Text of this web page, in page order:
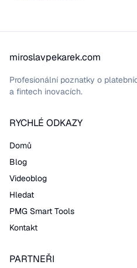
miroslavpekarek.com
Profesionální poznatky o
a fintech inovacích.
RYCHLÉ ODKAZY
Domů
Blog
Videoblog
Hledat
PMG Smart Tools
Kontakt
PARTNEŘI